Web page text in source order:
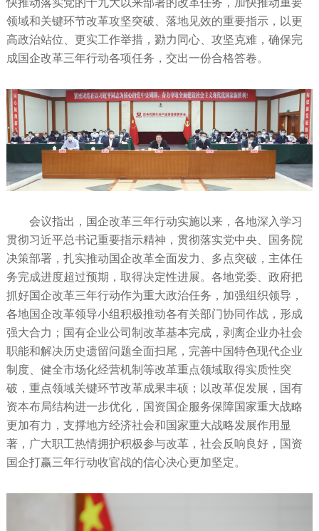
领域和关键环节改革攻坚突破、落地见效的重要指示，以更
高政治站位、更实工作举措，勠力同心、攻坚克难，确保完
成国企改革三年行动各项任务，交出一份合格答卷。
会议指出，国企改革三年行动实施以来，各地深入学习
贯彻习近平总书记重要指示精神，贯彻落实党中央、国务院
决策部署，扎实推动国企改革全面发力、多点突破，主体任
务完成进度超过预期，取得决定性进展。各地党委、政府把
抓好国企改革三年行动作为重大政治任务，加强组织领导，
各地国企改革领导小组积极推动各有关部门协同作战，形成
强大合力；国有企业公司制改革基本完成，剥离企业办社会
职能和解决历史遗留问题全面扫尾，完善中国特色现代企业
制度、健全市场化经营机制等改革重点领域取得实质性突
破，重点领域关键环节改革成果丰硕；以改革促发展，国有
资本布局结构进一步优化，国资国企服务保障国家重大战略
更加有力，支撑地方经济社会和国家重大战略发展作用显
著，广大职工热情拥护积极参与改革，社会反响良好，国资
国企打赢三年行动收官战的信心决心更加坚定。